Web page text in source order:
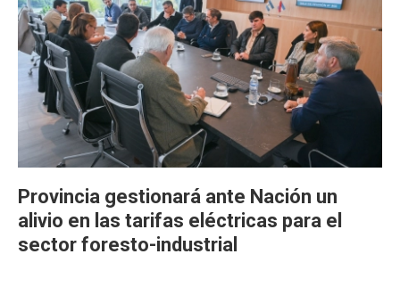
Provincia gestionará ante Nación un
alivio en las tarifas eléctricas para el
sector foresto-industrial